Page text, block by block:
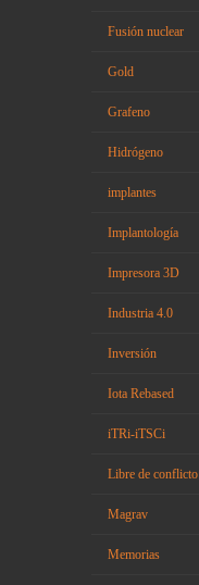
Fusión nuclear
Gold
Grafeno
Hidrógeno
implantes
Implantología
Impresora 3D
Industria 4.0
Inversión
Iota Rebased
iTRi-iTSCi
Libre de conflicto
Magrav
Memorias